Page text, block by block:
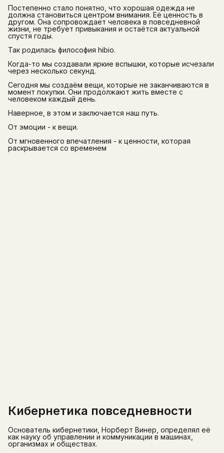
Постепенно стало понятно, что хорошая одежда не
должна становиться центром внимания. Её ценность в
другом. Она сопровождает человека в повседневной
жизни, не требует привыкания и остаётся актуальной
спустя годы.
Так родилась философия hibio.
Когда-то мы создавали яркие вспышки, которые исчезали
через несколько секунд.
Сегодня мы создаём вещи, которые не заканчиваются в
момент покупки. Они продолжают жить вместе с
человеком каждый день.
Наверное, в этом и заключается наш путь.
От эмоции - к вещи.
От мгновенного впечатления - к ценности, которая
раскрывается со временем
Кибернетика повседневности
Основатель кибернетики, Норберт Винер, определял её
как науку об управлении и коммуникации в машинах,
организмах и обществах.